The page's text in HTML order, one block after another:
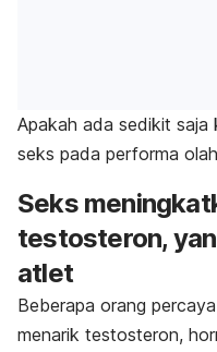
Apakah ada sedikit saja
seks pada performa
Seks
testosteron,
atlet
Beberapa orang
menarik testosteron,